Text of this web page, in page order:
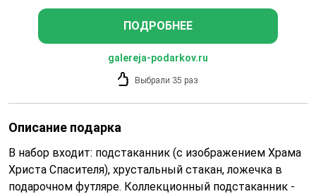
ПОДРОБНЕЕ
galereja-podarkov.ru
Выбрали 35 раз
Описание подарка
В набор входит: подстаканник (с изображением Храма
Христа Спасителя), хрустальный стакан, ложечка в
подарочном футляре. Коллекционный подстаканник -